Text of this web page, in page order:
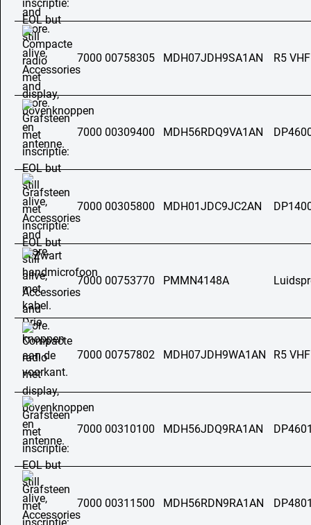
7000 00758305 MDH07JDH9SA1AN R5
7000 00309400 MDH56RDQ9VA1AN
7000 00305800 MDH01JDC9JC2AN
7000 00753770 PMMN4148A
7000 00757802 MDH07JDH9WA1AN R5
7000 00310100 MDH56JDQ9RA1AN
7000 00311500 MDH56RDN9RA1AN